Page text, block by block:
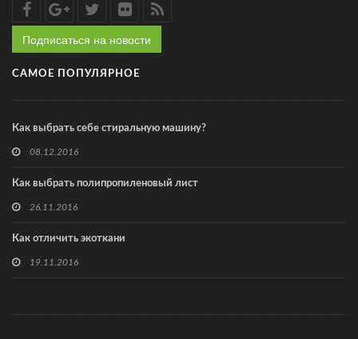
Подписаться на новости
САМОЕ ПОПУЛЯРНОЕ
Как выбрать себе стиральную машину?
08.12.2016
Как выбрать полипропиленовый лист
26.11.2016
Как отличить экоткани
19.11.2016